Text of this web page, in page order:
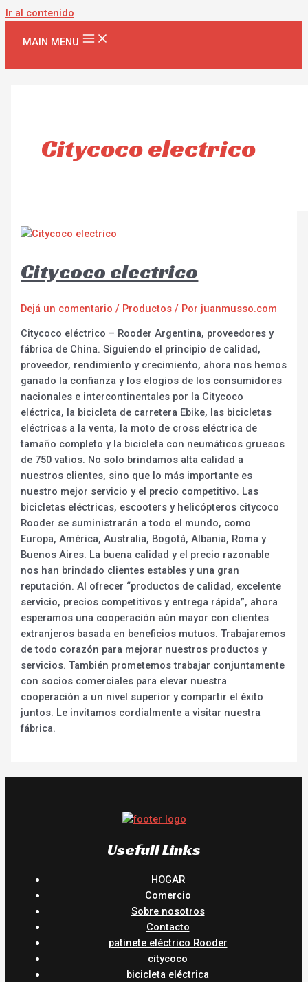
Ir al contenido
MAIN MENU
Citycoco electrico
Citycoco electrico
Dejá un comentario / Productos / Por juanmusso.com
Citycoco eléctrico – Rooder Argentina, proveedores y
fábrica de China. Siguiendo el principio de calidad,
proveedor, rendimiento y crecimiento, ahora nos hemos
ganado la confianza y los elogios de los consumidores
nacionales e intercontinentales por la Citycoco
eléctrica, la bicicleta de carretera Ebike, las bicicletas
eléctricas a la venta, la moto de cross eléctrica de
tamaño completo y la bicicleta con neumáticos gruesos
de 750 vatios. No solo brindamos alta calidad a
nuestros clientes, sino que lo más importante es
nuestro mejor servicio y el precio competitivo. Las
bicicletas eléctricas, escooters y helicópteros citycoco
Rooder se suministrarán a todo el mundo, como
Europa, América, Australia, Bogotá, Albania, Roma y
Buenos Aires. La buena calidad y el precio razonable
nos han brindado clientes estables y una gran
reputación. Al ofrecer “productos de calidad, excelente
servicio, precios competitivos y entrega rápida”, ahora
esperamos una cooperación aún mayor con clientes
extranjeros basada en beneficios mutuos. Trabajaremos
de todo corazón para mejorar nuestros productos y
servicios. También prometemos trabajar conjuntamente
con socios comerciales para elevar nuestra
cooperación a un nivel superior y compartir el éxito
juntos. Le invitamos cordialmente a visitar nuestra
fábrica.
Usefull Links
HOGAR
Comercio
Sobre nosotros
Contacto
patinete eléctrico Rooder
citycoco
bicicleta eléctrica